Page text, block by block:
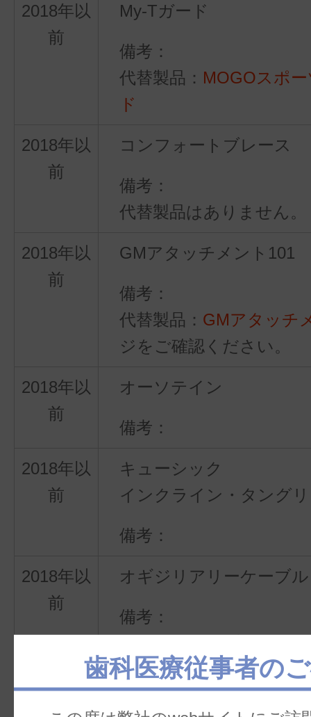
歯科医療従事者の
2018年以
前
My-Tガード
代替製品： MOGOスポ
ド
2018年以
前
コンフォートブレース
代替製品はありません。
2018年以
前
GMアタッチメント101
代替製品： GMアタッチ
ジをご確認ください。
2018年以
前
オーソテイン
2018年以
前
キューシック
インクライン・タング
2018年以
前
オギジリアリーケーブル
終了。
2018年以 リテーナーケース（一部